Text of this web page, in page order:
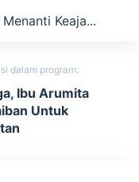
Keaja...
dalam program:
Ibu Arumita
Untuk